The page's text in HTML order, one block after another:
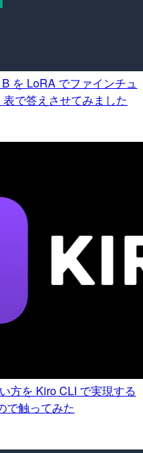
を LoRA でファインチュ
で答えさせてみました
方を Kiro CLI で実現する
で触ってみた